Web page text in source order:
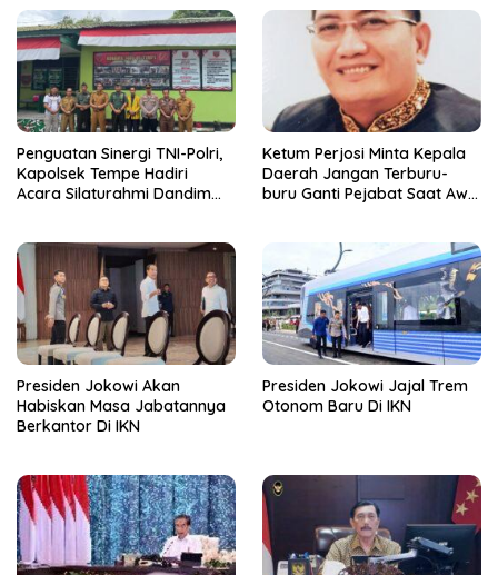
Penguatan Sinergi TNI-Polri,
Kapolsek Tempe Hadiri
Acara Silaturahmi Dandim
Ketum Perjosi Minta Kepala
Daerah Jangan Terburu-
buru Ganti Pejabat Saat Awal
Presiden Jokowi Akan
Habiskan Masa Jabatannya
Berkantor Di IKN
Presiden Jokowi Jajal Trem
Otonom Baru Di IKN